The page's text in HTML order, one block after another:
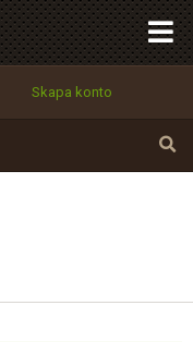
Skapa konto
Tillbaka till förstasidan